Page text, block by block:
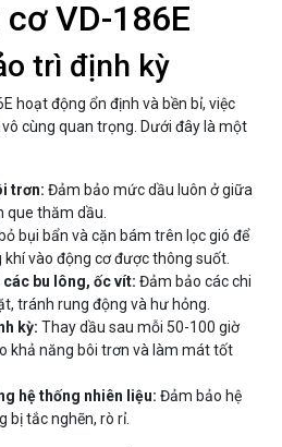
VD-186E
trì định kỳ
hoạt động ổn định và bền bỉ, việc
cùng quan trọng. Dưới đây là một
trơn: Đảm bảo mức dầu luôn ở giữa
que thăm dầu.
bụi bẩn và cặn bám trên lọc gió để
vào động cơ được thông suốt.
bu lông, ốc vít: Đảm bảo các chi
tránh rung động và hư hỏng.
kỳ: Thay dầu sau mỗi 50-100 giờ
khả năng bôi trơn và làm mát tốt
hệ thống nhiên liệu: Đảm bảo hệ
bị tắc nghẽn, rò rỉ.